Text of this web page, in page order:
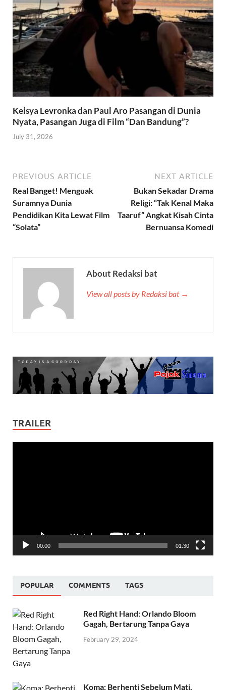
Keisya Levronka dan Paul Aro Pasangan di Dunia
Nyata, Pasangan Juga di Film “Dan Bandung”?
July 31, 2026
PREVIOUS ARTICLE
Real Banget! Menguak
Suramnya Dunia
Pendidikan Kita Lewat Film
“Solata”
NEXT ARTICLE
Bukan Sekadar Drama
Religi: “Tak Kenal Maka
Taaruf” Angkat Kisah Cinta
Bernuansa Komedi
About Redaksi bat
View all posts by Redaksi bat →
TRAILER
00:00 01:30
POPULAR COMMENTS TAGS
Red Right Hand: Orlando Bloom
Gagah, Bertarung Tanpa Gaya
February 29, 2024
Koma: Berhenti Sebelum Mati,